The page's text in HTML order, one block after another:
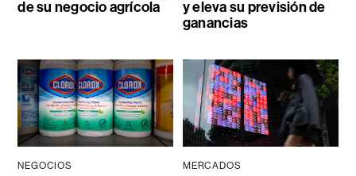
de su negocio agrícola
y eleva su previsión de
ganancias
NEGOCIOS MERCADOS